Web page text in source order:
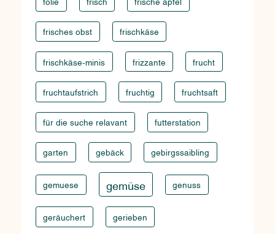
folie frisch frische äpfel
frisches obst frischkäse
frischkäse-minis frizzante frucht
fruchtaufstrich fruchtig fruchtsaft
für die suche relavant futterstation
garten gebäck gebirgssaibling
gemuese gemüse genuss
geräuchert gerieben